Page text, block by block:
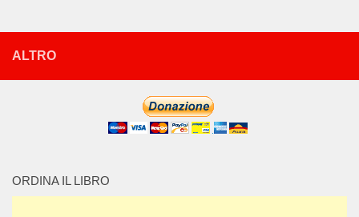
ALTRO
ORDINA IL LIBRO